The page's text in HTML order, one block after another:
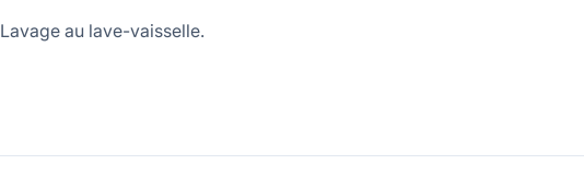
Lavage au lave-vaisselle.